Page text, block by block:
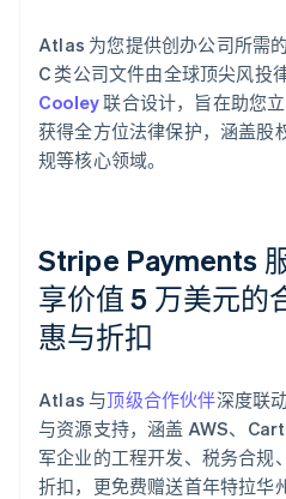
Atlas 为您提供创办公司所需
C 类公司文件由全球顶尖风投
Cooley联合设计，旨在助您
获得全方位法律保护，涵盖股
规等核心领域。
Stripe Payments
享价值 5 万美元的
惠与折扣
Atlas 与顶级合作伙伴深度联
与资源支持，涵盖 AWS、
军企业的工程开发、税务合规
折扣，更免费赠送首年特拉华
阿联酋
English
爱尔兰
English
爱沙尼亚